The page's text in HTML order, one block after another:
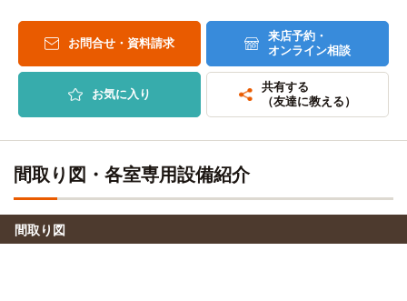
18分
(約4.1km)
松本情報ITクリエイター専門学校
自転車
18分
信州松本動物専門学校
自転車
20分
専門学校未来ビジネスカレッジ
お問合せ・資料請求
来店予約・
オンライン相談
お気に入り
共有する
（友達に教える）
間取り図・各室専用設備紹介
間取り図